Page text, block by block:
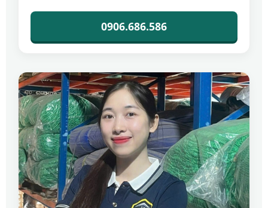
0906.686.586